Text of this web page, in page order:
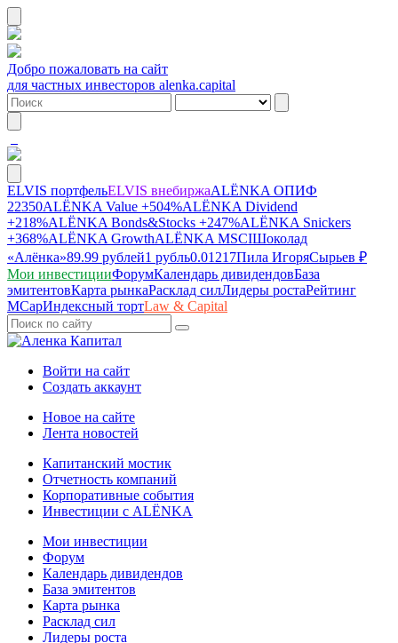
Добро пожаловать на сайт
для частных инвесторов alenka.capital
ELVIS портфельELVIS внебиржаALЁNKA ОПИФ
22350ALЁNKA Value +504%ALЁNKA Dividend
+218%ALЁNKA Bonds&Stocks +247%ALЁNKA Snickers
+368%ALЁNKA GrowthALЁNKA MSCIШоколад
«Алёнка»89.99 рублей1 рубль0.01217Пила ИгоряСырьев ₽
Мои инвестицииФорумКалендарь дивидендовБаза
эмитентовКарта рынкаРасклад силЛидеры ростаРейтинг
MCapИндексный тортLaw & Capital
Войти на сайт
Создать аккаунт
Новое на сайте
Лента новостей
Капитанский мостик
Отчетность компаний
Корпоративные события
Инвестиции с ALЁNKA
Мои инвестиции
Форум
Календарь дивидендов
База эмитентов
Карта рынка
Расклад сил
Лидеры роста